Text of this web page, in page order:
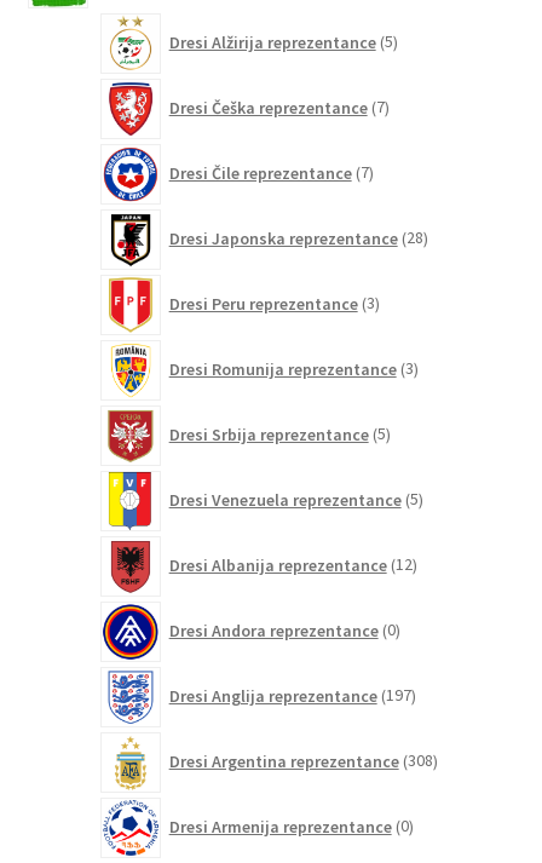
Dresi Alžirija reprezentance 5izdelkov
Dresi Češka reprezentance 7izdelkov
Dresi Čile reprezentance 7izdelkov
Dresi Japonska reprezentance 28izdelkov
Dresi Peru reprezentance 3izdelki
Dresi Romunija reprezentance 3izdelki
Dresi Srbija reprezentance 5izdelkov
Dresi Venezuela reprezentance 5izdelkov
Dresi Albanija reprezentance 12izdelkov
Dresi Andora reprezentance 0izdelkov
Dresi Anglija reprezentance 197izdelkov
Dresi Argentina reprezentance 308izdelkov
Dresi Armenija reprezentance 0izdelkov